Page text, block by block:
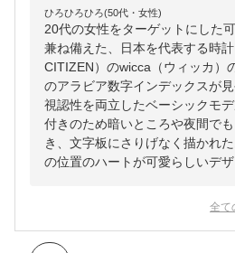
ひろひろひろ(50代・女性)
20代の女性をターゲットにした
兼ね備えた、日本を代表する時
CITIZEN）のwicca（ウィッカ）
のアラビア数字インデックスが
視認性を両立したベーシックモ
付きのため暗いところや夜間で
き、文字板にさりげなく描かれ
の位置のハートが可愛らしいデザ
全て